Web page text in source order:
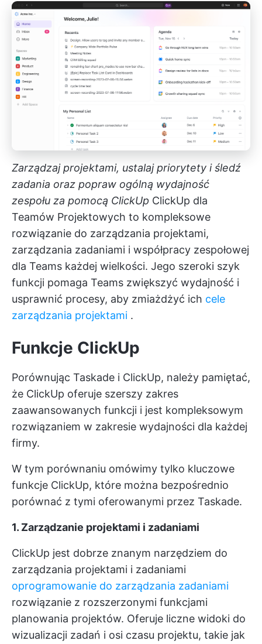
Zarządzaj projektami, ustalaj priorytety i śledź
zadania oraz popraw ogólną wydajność
zespołu za pomocą ClickUp ClickUp dla
Teamów Projektowych to kompleksowe
rozwiązanie do zarządzania projektami,
zarządzania zadaniami i współpracy zespołowej
dla Teams każdej wielkości. Jego szeroki szyk
funkcji pomaga Teams zwiększyć wydajność i
usprawnić procesy, aby zmiażdżyć ich cele
zarządzania projektami .
Funkcje ClickUp
Porównując Taskade i ClickUp, należy pamiętać,
że ClickUp oferuje szerszy zakres
zaawansowanych funkcji i jest kompleksowym
rozwiązaniem w zakresie wydajności dla każdej
firmy.
W tym porównaniu omówimy tylko kluczowe
funkcje ClickUp, które można bezpośrednio
porównać z tymi oferowanymi przez Taskade.
1. Zarządzanie projektami i zadaniami
ClickUp jest dobrze znanym narzędziem do
zarządzania projektami i zadaniami
oprogramowanie do zarządzania zadaniami
rozwiązanie z rozszerzonymi funkcjami
planowania projektów. Oferuje liczne widoki do
wizualizacji zadań i osi czasu projektu, takie jak